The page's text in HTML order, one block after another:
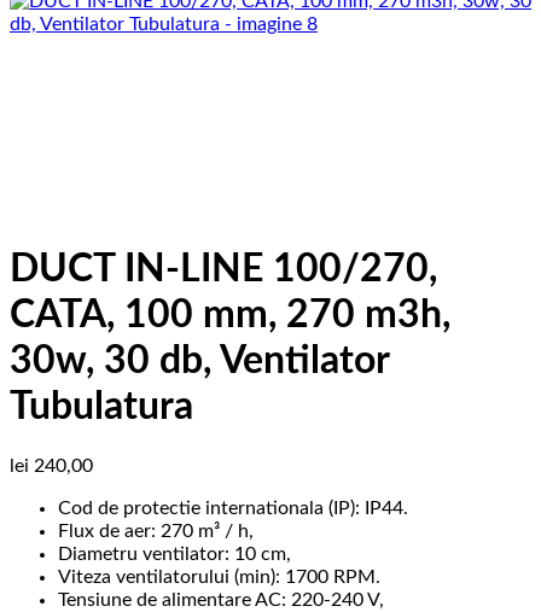
DUCT IN-LINE 100/270,
CATA, 100 mm, 270 m3h,
30w, 30 db, Ventilator
Tubulatura
lei 240,00
Cod de protectie internationala (IP): IP44.
Flux de aer: 270 m³ / h,
Diametru ventilator: 10 cm,
Viteza ventilatorului (min): 1700 RPM.
Tensiune de alimentare AC: 220-240 V,